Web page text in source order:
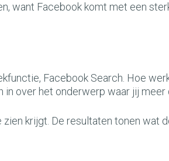
want Facebook komt met een
Facebook Search. Hoe
over het onderwerp waar jij meer
krijgt. De resultaten tonen wat